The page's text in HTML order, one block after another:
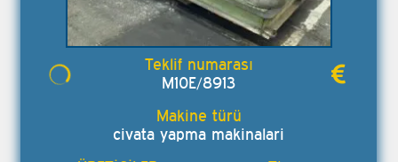
M10E/8913
civata yapma makinalari